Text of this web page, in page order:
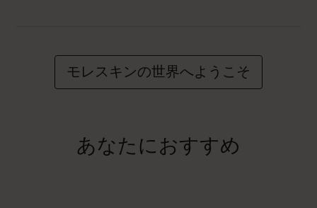
モレスキンの世界へようこそ
あなたにおすすめ